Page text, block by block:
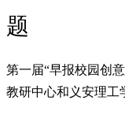
题
第一届“早报校园创
教研中心和义安理工